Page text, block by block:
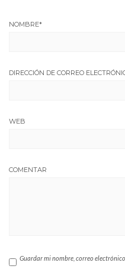
NOMBRE*
DIRECCIÓN DE CORREO
WEB
COMENTAR
Guardar mi nombre, correo